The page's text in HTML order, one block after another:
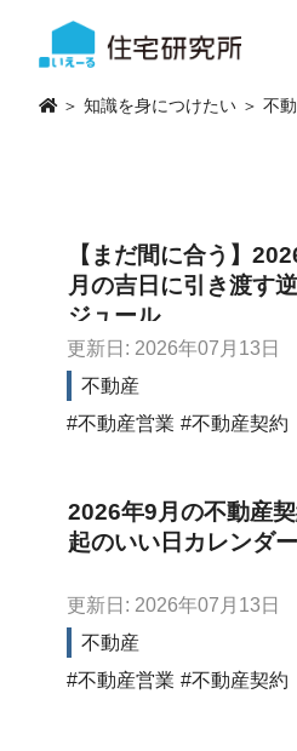
＞ 知識を身につけたい ＞ 不
【まだ間に合う】
月の吉日に引き渡す
ジュール
更新日: 2026年07月13日
不動産
不動産営業
不動産契約
2026年9月の不動産
起のいい日カレンダー
更新日: 2026年07月13日
不動産
不動産営業
不動産契約